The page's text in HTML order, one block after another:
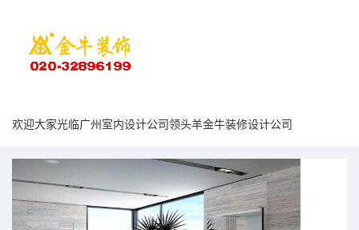
欢迎大家光临广州室内设计公司领头羊金牛装修设计公司